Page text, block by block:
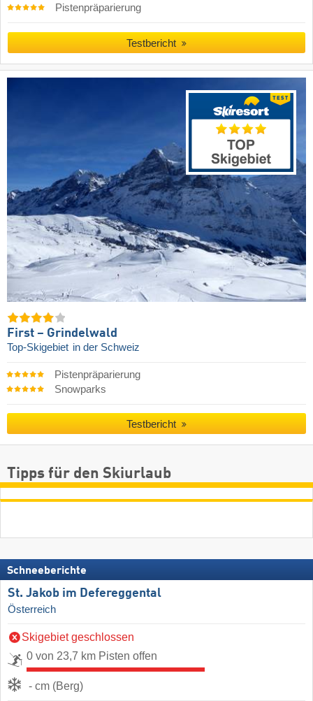
Pistenpräparierung
Testbericht
First – Grindelwald
Top-Skigebiet in der Schweiz
Pistenpräparierung
Snowparks
Testbericht
Tipps für den Skiurlaub
Schneeberichte
St. Jakob im Defereggental
Österreich
Skigebiet geschlossen
0 von 23,7 km Pisten offen
- cm (Berg)